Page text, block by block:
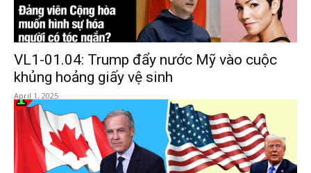
VL1-01.04: Trump đẩy nước Mỹ vào cuộc
khủng hoảng giấy vệ sinh
April 1, 2025